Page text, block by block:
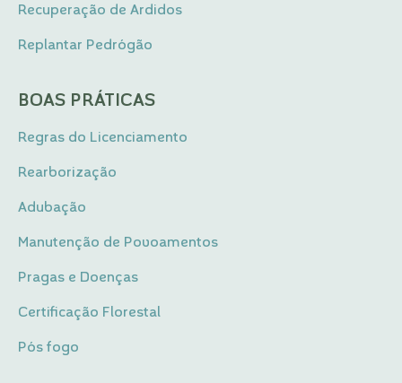
Recuperação de Ardidos
Replantar Pedrógão
BOAS PRÁTICAS
Regras do Licenciamento
Rearborização
Adubação
Manutenção de Povoamentos
Pragas e Doenças
Certificação Florestal
Pós fogo